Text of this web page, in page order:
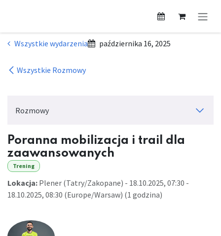
Wszystkie wydarzenia października 16, 2025
Wszystkie Rozmowy
Rozmowy
Poranna mobilizacja i trail dla
zaawansowanych
Trening
Lokacja: Plener (Tatry/Zakopane) - 18.10.2025, 07:30 -
18.10.2025, 08:30 (Europe/Warsaw) (1 godzina)